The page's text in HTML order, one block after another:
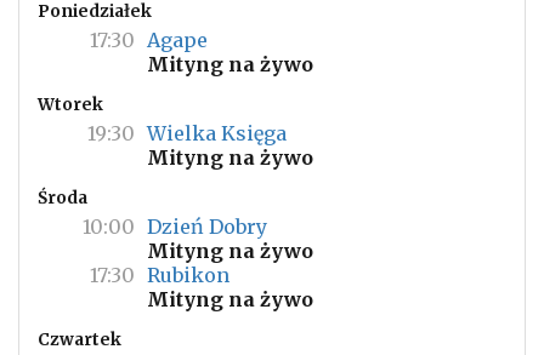
Poniedziałek
17:30 Agape
Mityng na żywo
Wtorek
19:30 Wielka Księga
Mityng na żywo
Środa
10:00 Dzień Dobry
Mityng na żywo
17:30 Rubikon
Mityng na żywo
Czwartek